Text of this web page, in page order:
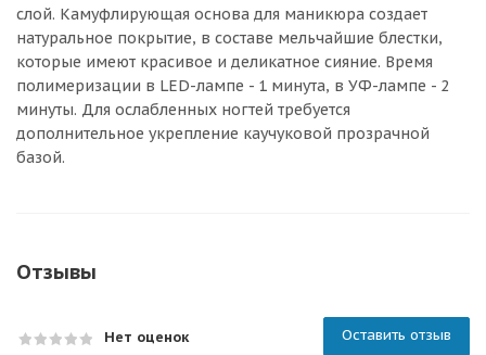
слой. Камуфлирующая основа для маникюра создает
натуральное покрытие, в составе мельчайшие блестки,
которые имеют красивое и деликатное сияние. Время
полимеризации в LED-лампе - 1 минута, в УФ-лампе - 2
минуты. Для ослабленных ногтей требуется
дополнительное укрепление каучуковой прозрачной
базой.
Отзывы
Нет оценок Оставить отзыв